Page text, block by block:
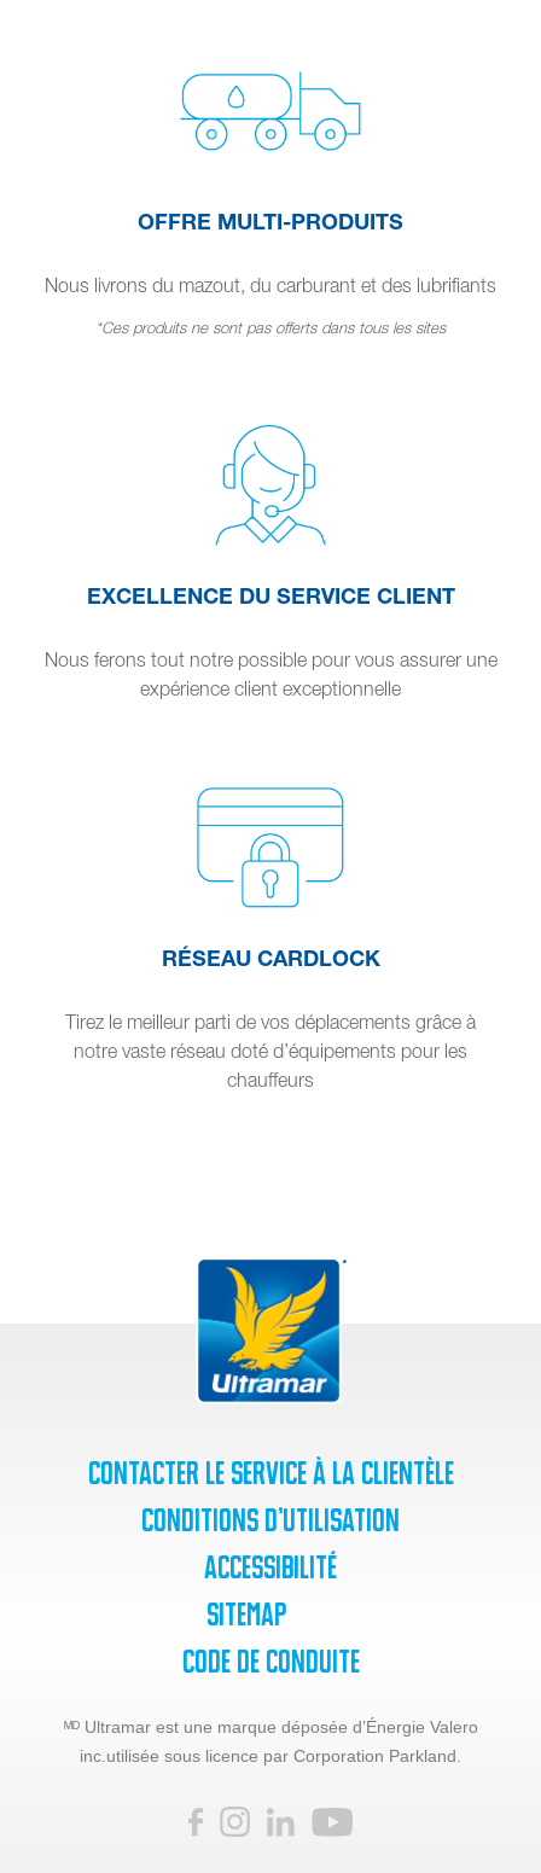
OFFRE MULTI-PRODUITS
Nous livrons du mazout, du carburant et des lubrifiants
*Ces produits ne sont pas offerts dans tous les sites
EXCELLENCE DU SERVICE CLIENT
Nous ferons tout notre possible pour vous assurer une
expérience client exceptionnelle
RÉSEAU CARDLOCK
Tirez le meilleur parti de vos déplacements grâce à
notre vaste réseau doté d’équipements pour les
chauffeurs
Contacter le service à la clientèle
Conditions d’utilisation
Accessibilité
SiteMap
Code de Conduite
ᴹᴰ Ultramar est une marque déposée d’Énergie Valero
inc. utilisée sous licence par Corporation Parkland.